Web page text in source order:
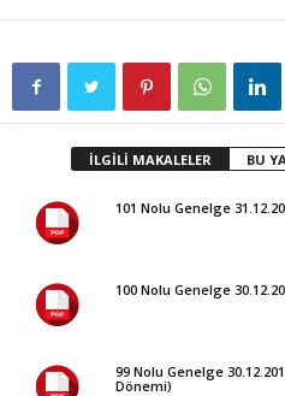
İLGİLİ MAKALELER BU
101 Nolu Genelge
100 Nolu Genelge
99 Nolu Genelge
Dönemi)